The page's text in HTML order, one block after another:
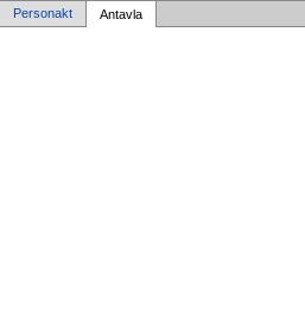
Personakt Antavla